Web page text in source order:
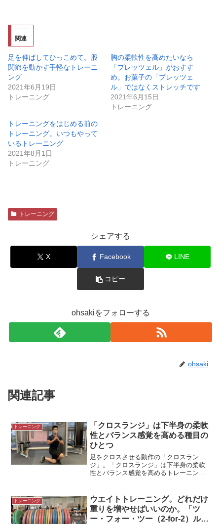
関連
足を伸ばしてひっこめて。股
関節を動かす手軽なトレーニ
ング
2021年6月19日
トレーニング
胸の柔軟性を高めたいなら
「プレッツェル」がおすす
め。お菓子の「プレッツェ
ル」ではなくストレッチです
2021年6月15日
トレーニング
トレーニングをはじめる前の
トレーニング。いつもやって
いるトレーニング
2021年8月1日
トレーニング
トレーニング
シェアする
X Facebook LINE
コピー
ohsakiをフォローする
ohsaki
関連記事
トレーニング
「クロスランジ」は下半身の柔軟
性とバランス感覚を高める種目の
ひとつ
足をクロスさせる動作の「クロスラン
ジ」。「クロスランジ」は下半身の柔軟
性とバランス感覚を高めるトレーニング
作は重要です。トレーニングのプログラ
ムにランジ動作をよく取り入...
トレーニング
ウエイトトレーニング。どれだけ
重りを増やせばいいのか。「ツ
ー・フォー・ツー（2-for-2）ルー